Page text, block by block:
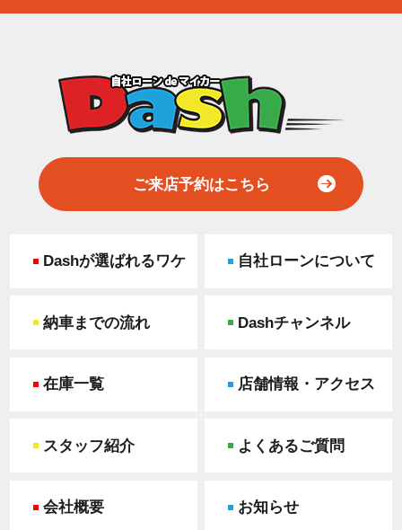
ご来店予約はこちら
Dashが選ばれるワケ 自社ローンについて
納車までの流れ Dashチャンネル
在庫一覧 店舗情報・アクセス
スタッフ紹介 よくあるご質問
会社概要 お知らせ